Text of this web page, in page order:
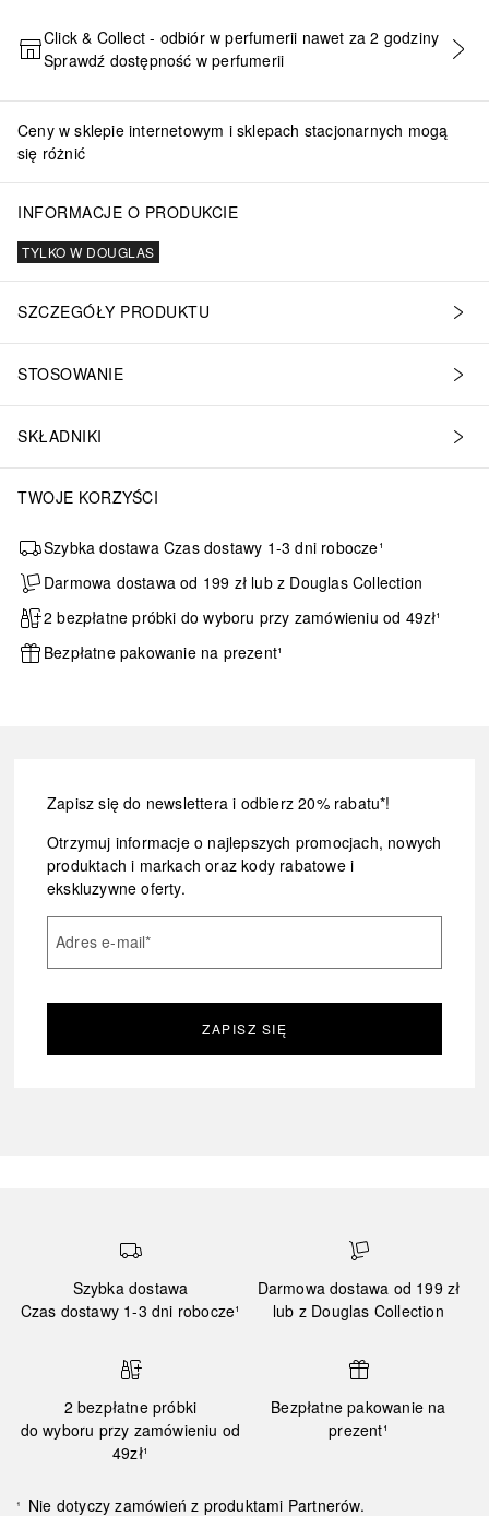
DODAJ DO KOSZYKA
Click & Collect - odbiór w perfumerii nawet za 2 godziny
Sprawdź dostępność w perfumerii
Ceny w sklepie internetowym i sklepach stacjonarnych mogą
się różnić
INFORMACJE O PRODUKCIE
TYLKO W DOUGLAS
SZCZEGÓŁY PRODUKTU
STOSOWANIE
SKŁADNIKI
TWOJE KORZYŚCI
Szybka dostawa Czas dostawy 1-3 dni robocze¹
Darmowa dostawa od 199 zł lub z Douglas Collection
2 bezpłatne próbki do wyboru przy zamówieniu od 49zł¹
Bezpłatne pakowanie na prezent¹
Zapisz się do newslettera i odbierz 20% rabatu*!
Otrzymuj informacje o najlepszych promocjach, nowych
produktach i markach oraz kody rabatowe i
ekskluzywne oferty.
Adres e-mail*
ZAPISZ SIĘ
Szybka dostawa
Czas dostawy 1-3 dni robocze¹
Darmowa dostawa od 199 zł
lub z Douglas Collection
2 bezpłatne próbki
do wyboru przy zamówieniu od
49zł¹
Bezpłatne pakowanie na
prezent¹
¹ Nie dotyczy zamówień z produktami Partnerów.